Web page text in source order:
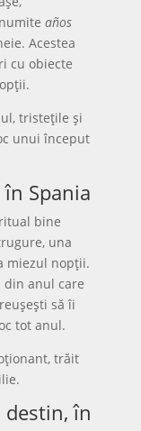
años
Acestea
cu obiecte
tristețile și
unui început
Spania
bine
una
miezul nopții.
din anul care
să îi
tot anul.
trăit
în